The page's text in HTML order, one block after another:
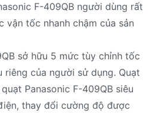
F-409QB người dùng rất
tốc nhanh chậm của sản
sở hữu 5 mức tùy chỉnh tốc
riêng của người sử dụng. Quạt
Panasonic F-409QB siêu
thay đổi cường độ được